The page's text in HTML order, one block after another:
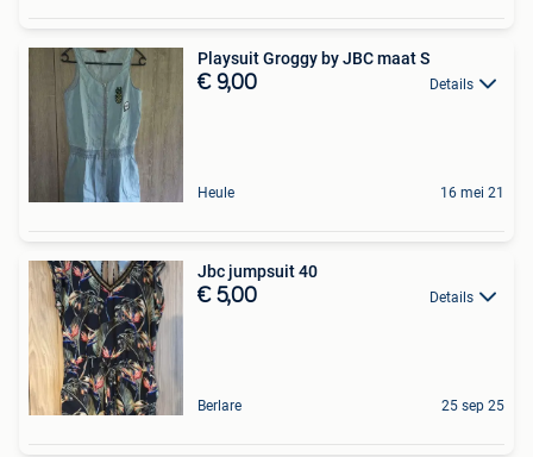
Playsuit Groggy by JBC maat S
€ 9,00 Details
Heule 16 mei 21
Jbc jumpsuit 40
€ 5,00 Details
Berlare 25 sep 25